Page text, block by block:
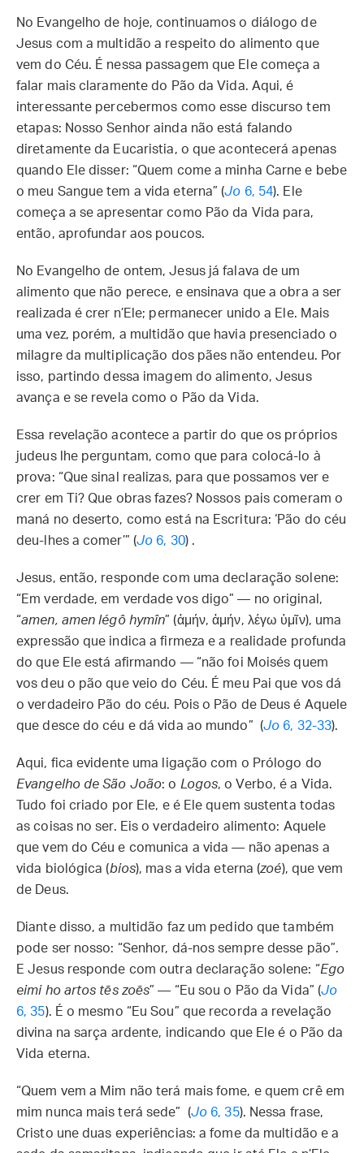
No Evangelho de hoje, continuamos o diálogo de
Jesus com a multidão a respeito do alimento que
vem do Céu. É nessa passagem que Ele começa a
falar mais claramente do Pão da Vida. Aqui, é
interessante percebermos como esse discurso tem
etapas: Nosso Senhor ainda não está falando
diretamente da Eucaristia, o que acontecerá apenas
quando Ele disser: “Quem come a minha Carne e bebe
o meu Sangue tem a vida eterna” (Jo 6, 54). Ele
começa a se apresentar como Pão da Vida para,
então, aprofundar aos poucos.
No Evangelho de ontem, Jesus já falava de um
alimento que não perece, e ensinava que a obra a ser
realizada é crer n’Ele; permanecer unido a Ele. Mais
uma vez, porém, a multidão que havia presenciado o
milagre da multiplicação dos pães não entendeu. Por
isso, partindo dessa imagem do alimento, Jesus
avança e se revela como o Pão da Vida.
Essa revelação acontece a partir do que os próprios
judeus lhe perguntam, como que para colocá-lo à
prova: “Que sinal realizas, para que possamos ver e
crer em Ti? Que obras fazes? Nossos pais comeram o
maná no deserto, como está na Escritura: ‘Pão do céu
deu-lhes a comer’” (Jo 6, 30) .
Jesus, então, responde com uma declaração solene:
“Em verdade, em verdade vos digo” — no original,
“amen, amen légô hymîn” (ἀμήν, ἀμήν, λέγω ὑμῖν), uma
expressão que indica a firmeza e a realidade profunda
do que Ele está afirmando — “não foi Moisés quem
vos deu o pão que veio do Céu. É meu Pai que vos dá
o verdadeiro Pão do céu. Pois o Pão de Deus é Aquele
que desce do céu e dá vida ao mundo” (Jo 6, 32-33).
Aqui, fica evidente uma ligação com o Prólogo do
Evangelho de São João: o Logos, o Verbo, é a Vida.
Tudo foi criado por Ele, e é Ele quem sustenta todas
as coisas no ser. Eis o verdadeiro alimento: Aquele
que vem do Céu e comunica a vida — não apenas a
vida biológica (bios), mas a vida eterna (zoé), que vem
de Deus.
Diante disso, a multidão faz um pedido que também
pode ser nosso: “Senhor, dá-nos sempre desse pão”.
E Jesus responde com outra declaração solene: “Ego
eimi ho artos tēs zoēs” — “Eu sou o Pão da Vida” (Jo
6, 35). É o mesmo “Eu Sou” que recorda a revelação
divina na sarça ardente, indicando que Ele é o Pão da
Vida eterna.
“Quem vem a Mim não terá mais fome, e quem crê em
mim nunca mais terá sede” (Jo 6, 35). Nessa frase,
Cristo une duas experiências: a fome da multidão e a